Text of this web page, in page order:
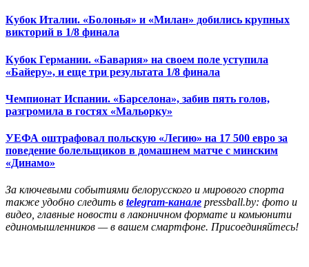
Кубок Италии. «Болонья» и «Милан» добились крупных
викторий в 1/8 финала
Кубок Германии. «Бавария» на своем поле уступила
«Байеру», и еще три результата 1/8 финала
Чемпионат Испании. «Барселона», забив пять голов,
разгромила в гостях «Мальорку»
УЕФА оштрафовал польскую «Легию» на 17 500 евро за
поведение болельщиков в домашнем матче с минским
«Динамо»
За ключевыми событиями белорусского и мирового спорта
также удобно следить в telegram-канале pressball.by: фото и
видео, главные новости в лаконичном формате и комьюнити
единомышленников — в вашем смартфоне. Присоединяйтесь!